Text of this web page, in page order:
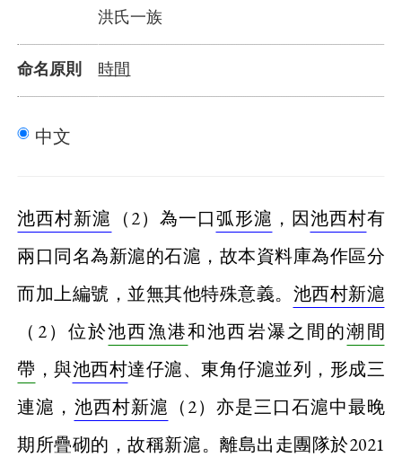
洪氏一族
命名原則 時間
中文
池西村新滬 （2）為一口弧形滬 ，因池西村有
兩口同名為新滬的石滬，故本資料庫為作區分
而加上編號，並無其他特殊意義。 池西村新滬
（2）位於池西漁港和池西岩瀑之間的潮間
帶 ，與池西村達仔滬、東角仔滬並列，形成三
連滬， 池西村新滬 （2）亦是三口石滬中最晚
期所疊砌的，故稱新滬。離島出走團隊於2021